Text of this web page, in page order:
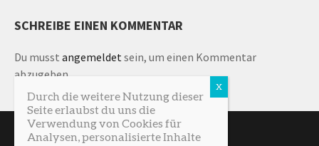
SCHREIBE EINEN KOMMENTAR
Du musst angemeldet sein, um einen Kommentar
abzugeben.
Durch die weitere Nutzung dieser
Seite erlaubst du uns die
Verwendung von Cookies für
Analysen, personalisierte Inhalte